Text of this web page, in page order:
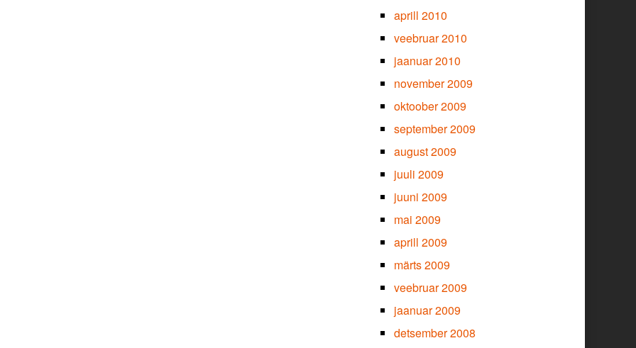
aprill 2010
veebruar 2010
jaanuar 2010
november 2009
oktoober 2009
september 2009
august 2009
juuli 2009
juuni 2009
mai 2009
aprill 2009
märts 2009
veebruar 2009
jaanuar 2009
detsember 2008